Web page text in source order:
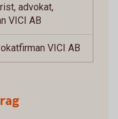
advokat,
VICI AB
VICI AB